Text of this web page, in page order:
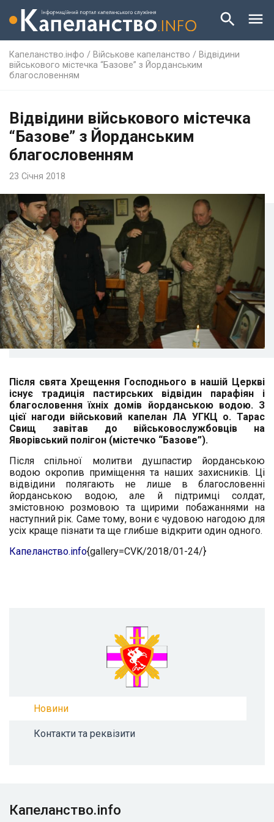
Капеланство.інфо / Військове капеланство / Відвідини
військового містечка “Базове” з Йорданським
благословенням
Відвідини військового містечка
“Базове” з Йорданським
благословенням
23 Січня 2018
Після свята Хрещення Господнього в нашій Церкві
існує традиція пастирських відвідин парафіян і
благословення їхніх домів йорданською водою. З
цієї нагоди військовий капелан ЛА УГКЦ о. Тарас
Свищ завітав до військовослужбовців на
Яворівський полігон (містечко “Базове”).
Після спільної молитви душпастир йорданською
водою окропив приміщення та наших захисників.
Ці
відвідини полягають не лише в благословенні
йорданською водою, але й підтримці солдат,
змістовною розмовою та щирими побажаннями на
наступний рік. Саме тому, вони є чудовою нагодою для
усіх краще пізнати та ще глибше відкрити один одного.
Капеланство.info{gallery=CVK/2018/01-24/}
Новини
Контакти та реквізити
Капеланство.info